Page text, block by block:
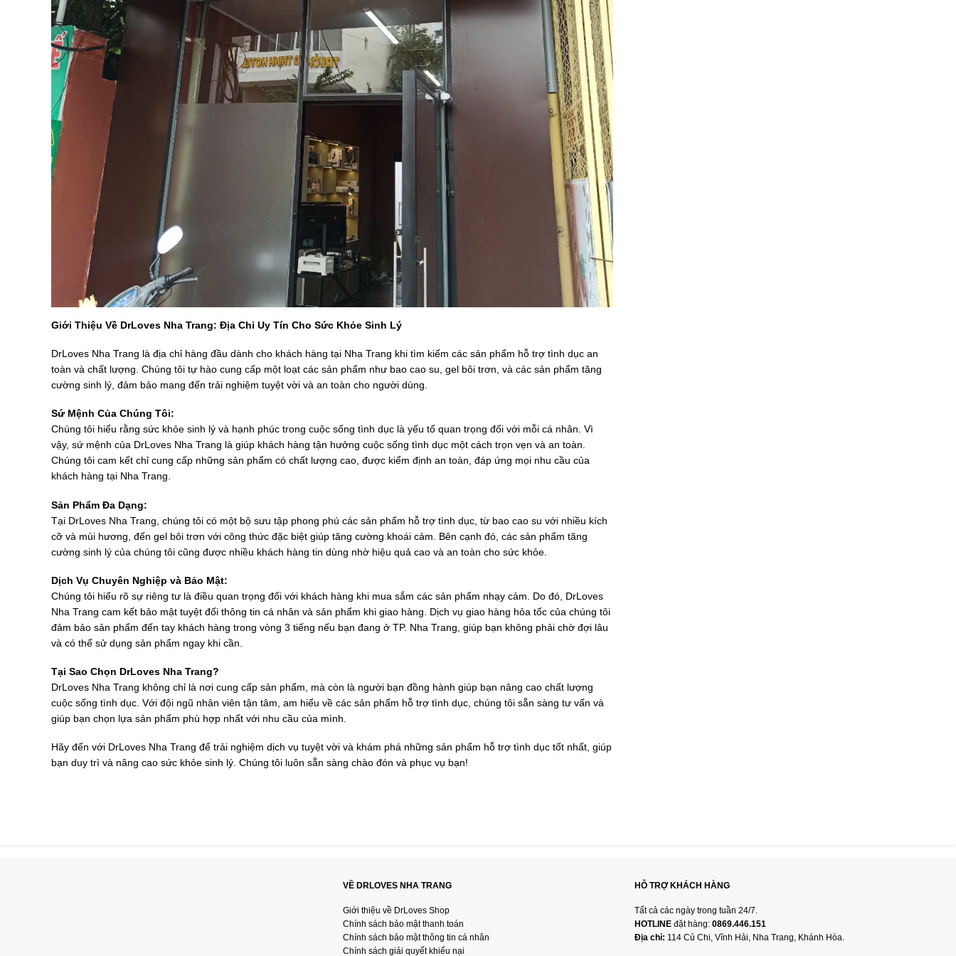
Giới Thiệu Về DrLoves Nha Trang: Địa Chỉ Uy Tín Cho Sức Khỏe Sinh Lý
DrLoves Nha Trang là địa chỉ hàng đầu dành cho khách hàng tại Nha Trang khi tìm kiếm các sản phẩm hỗ trợ tình dục an
toàn và chất lượng. Chúng tôi tự hào cung cấp một loạt các sản phẩm như bao cao su, gel bôi trơn, và các sản phẩm tăng
cường sinh lý, đảm bảo mang đến trải nghiệm tuyệt vời và an toàn cho người dùng.
Sứ Mệnh Của Chúng Tôi:
Chúng tôi hiểu rằng sức khỏe sinh lý và hạnh phúc trong cuộc sống tình dục là yếu tố quan trọng đối với mỗi cá nhân. Vì
vậy, sứ mệnh của DrLoves Nha Trang là giúp khách hàng tận hưởng cuộc sống tình dục một cách trọn vẹn và an toàn.
Chúng tôi cam kết chỉ cung cấp những sản phẩm có chất lượng cao, được kiểm định an toàn, đáp ứng mọi nhu cầu của
khách hàng tại Nha Trang.
Sản Phẩm Đa Dạng:
Tại DrLoves Nha Trang, chúng tôi có một bộ sưu tập phong phú các sản phẩm hỗ trợ tình dục, từ bao cao su với nhiều kích
cỡ và mùi hương, đến gel bôi trơn với công thức đặc biệt giúp tăng cường khoái cảm. Bên cạnh đó, các sản phẩm tăng
cường sinh lý của chúng tôi cũng được nhiều khách hàng tin dùng nhờ hiệu quả cao và an toàn cho sức khỏe.
Dịch Vụ Chuyên Nghiệp và Bảo Mật:
Chúng tôi hiểu rõ sự riêng tư là điều quan trọng đối với khách hàng khi mua sắm các sản phẩm nhạy cảm. Do đó, DrLoves
Nha Trang cam kết bảo mật tuyệt đối thông tin cá nhân và sản phẩm khi giao hàng. Dịch vụ giao hàng hỏa tốc của chúng tôi
đảm bảo sản phẩm đến tay khách hàng trong vòng 3 tiếng nếu bạn đang ở TP. Nha Trang, giúp bạn không phải chờ đợi lâu
và có thể sử dụng sản phẩm ngay khi cần.
Tại Sao Chọn DrLoves Nha Trang?
DrLoves Nha Trang không chỉ là nơi cung cấp sản phẩm, mà còn là người bạn đồng hành giúp bạn nâng cao chất lượng
cuộc sống tình dục. Với đội ngũ nhân viên tận tâm, am hiểu về các sản phẩm hỗ trợ tình dục, chúng tôi sẵn sàng tư vấn và
giúp bạn chọn lựa sản phẩm phù hợp nhất với nhu cầu của mình.
Hãy đến với DrLoves Nha Trang để trải nghiệm dịch vụ tuyệt vời và khám phá những sản phẩm hỗ trợ tình dục tốt nhất, giúp
bạn duy trì và nâng cao sức khỏe sinh lý. Chúng tôi luôn sẵn sàng chào đón và phục vụ bạn!
VỀ DRLOVES NHA TRANG
Giới thiệu về DrLoves Shop
Chính sách bảo mật thanh toán
Chính sách bảo mật thông tin cá nhân
Chính sách giải quyết khiếu nại
HỖ TRỢ KHÁCH HÀNG
Tất cả các ngày trong tuần 24/7.
HOTLINE đặt hàng: 0869.446.151
Địa chỉ: 114 Củ Chi, Vĩnh Hải, Nha Trang, Khánh Hòa.